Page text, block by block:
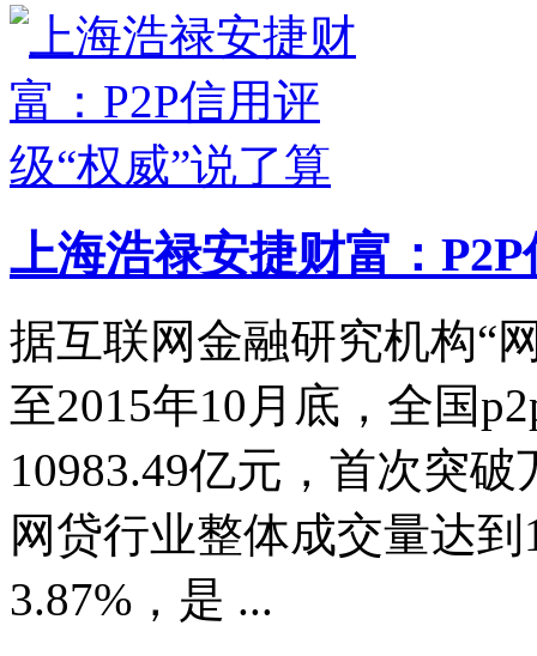
上海浩禄安捷财富：
据互联网金融研究机构“
至2015年10月底，全国
10983.49亿元，首次突
网贷行业整体成交量达
3.87%，是 ...